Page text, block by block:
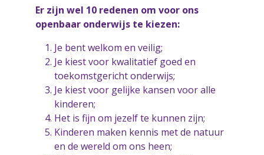
Er zijn wel 10 redenen om voor ons
openbaar onderwijs te kiezen:
Je bent welkom en veilig;
Je kiest voor kwalitatief goed en
toekomstgericht onderwijs;
Je kiest voor gelijke kansen voor alle
kinderen;
Het is fijn om jezelf te kunnen zijn;
Kinderen maken kennis met de natuur
en de wereld om ons heen;